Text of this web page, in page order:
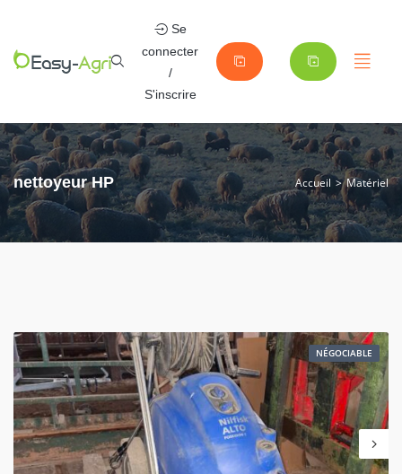
Se
connecter
/
S'inscrire
nettoyeur HP Accueil Matériel
NÉGOCIABLE